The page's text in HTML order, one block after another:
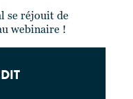
se réjouit de
webinaire !